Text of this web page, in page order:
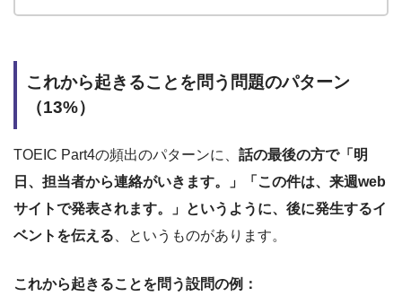
これから起きることを問う問題のパターン
（13%）
TOEIC Part4の頻出のパターンに、 話の最後の方で「明
日、担当者から連絡がいきます。」「この件は、来週web
サイトで発表されます。」というように、後に発生するイ
ベントを伝える 、というものがあります。
これから起きることを問う設問の例：